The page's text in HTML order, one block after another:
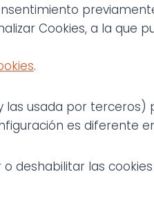
Cookies, a la que
.
usada por
es diferente
deshabilitar las